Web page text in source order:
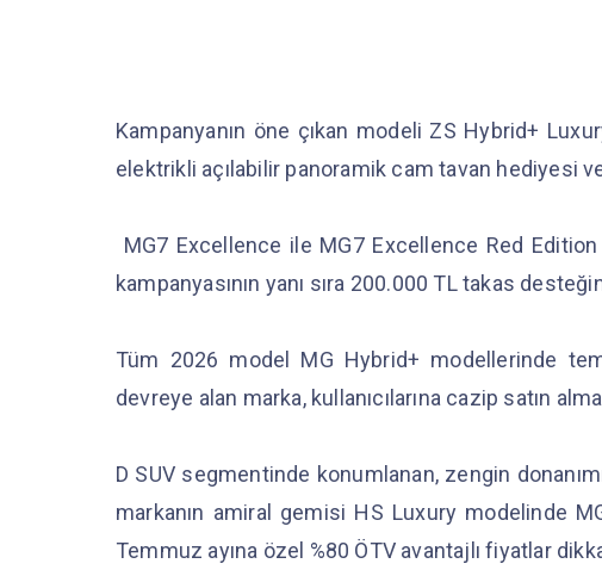
Kampanyanın öne çıkan modeli ZS Hybrid+
elektrikli açılabilir panoramik cam tavan hediyesi
MG7 Excellence ile MG7 Excellence Red
kampanyasının yanı sıra 200.000 TL takas
Tüm 2026 model MG Hybrid+ modellerinde
devreye alan marka, kullanıcılarına cazip satın
D SUV segmentinde konumlanan, zengin
markanın amiral gemisi HS Luxury modelinde
Temmuz ayına özel %80 ÖTV avantajlı fiyatlar